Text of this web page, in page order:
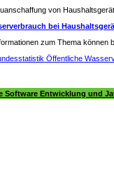
von
bei
zum Thema können
Öffentliche
Entwicklung und